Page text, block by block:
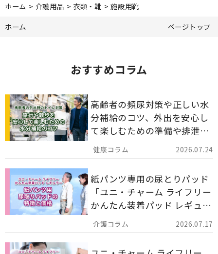
ホーム > 介護用品 > 衣類・靴 >施設用靴
ホーム
ページトップ
おすすめコラム
2026.07.24
高齢者の頻尿対策や正しい水
分補給のコツ、外出を安心し
て楽しむための準備や排泄ケ
ア用品の選び方を解説しま
す。
2026.07.17
紙パンツ専用の尿とりパッド
「ユニ・チャーム ライフリー
かんたん装着パッド レギュラ
ー 計162枚」について解説し
ます。